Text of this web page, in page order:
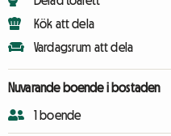
Kök att dela
Vardagsrum att dela
Nuvarande boende i bostaden
1 boende